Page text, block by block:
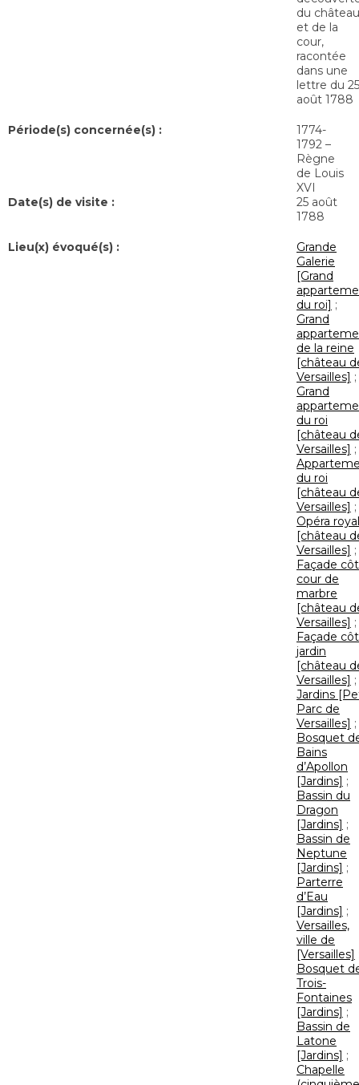
du château
et de la
cour,
racontée
dans une
lettre du 25
août 1788
Période(s) concernée(s) :
1774-
1792 –
Règne
de Louis
XVI
Date(s) de visite :
25 août
1788
Lieu(x) évoqué(s) :
Grande
Galerie
[Grand
du roi] ;
Grand
de la reine
[château
Versailles] ;
Grand
du roi
[château
Versailles] ;
du roi
[château
Versailles] ;
Opéra royal
[château
Versailles] ;
Façade
cour de
marbre
[château
Versailles] ;
Façade
jardin
[château
Versailles] ;
Jardins
Parc de
Versailles] ;
Bosquet
Bains
d’Apollon
[Jardins] ;
Bassin du
Dragon
[Jardins] ;
Bassin de
Neptune
[Jardins] ;
Parterre
d’Eau
[Jardins] ;
Versailles,
ville de
[Versailles]
Bosquet
Trois-
Fontaines
[Jardins] ;
Bassin de
Latone
[Jardins] ;
Chapelle